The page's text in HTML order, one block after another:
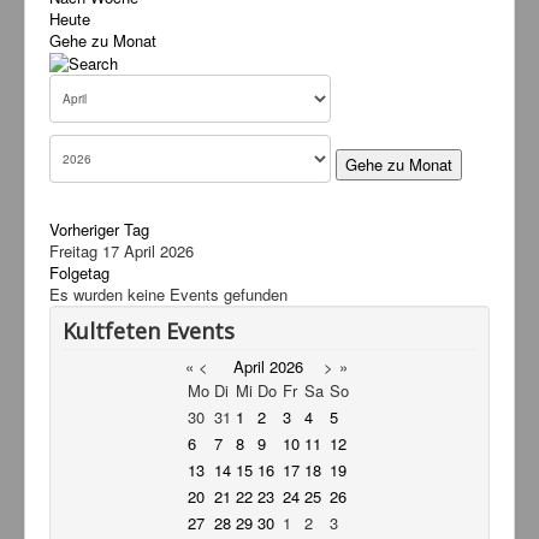
Service
Livestream
Links
Kontakt
Heute
Gehe zu Monat
Gehe zu Monat
Vorheriger Tag
Freitag 17 April 2026
Folgetag
Es wurden keine Events gefunden
Kultfeten Events
« < April 2026 > »
Mo Di Mi Do Fr Sa So
30 31 1 2 3 4
5
6
7 8 9 10 11 12
13 14 15 16 17 18 19
20 21 22 23 24 25 26
27 28 29 30 1 2 3